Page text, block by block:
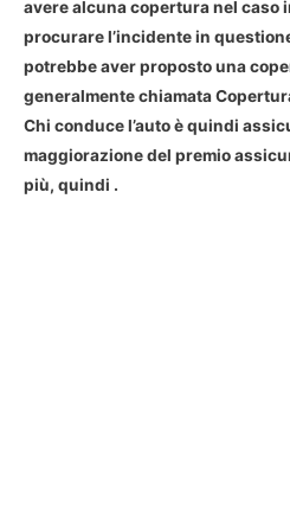
avere alcuna copertura nel caso
procurare l’incidente in
potrebbe aver proposto una
generalmente chiamata
Chi conduce l’auto è quindi
maggiorazione del premio
più, quindi .